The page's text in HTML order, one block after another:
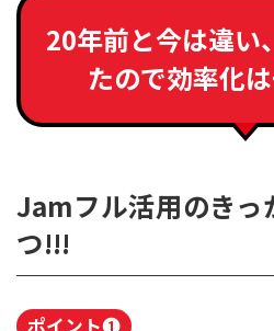
20年前と今は違い
たので効率化は
Jamフル活用のきっ
つ!!!
ポイント❶